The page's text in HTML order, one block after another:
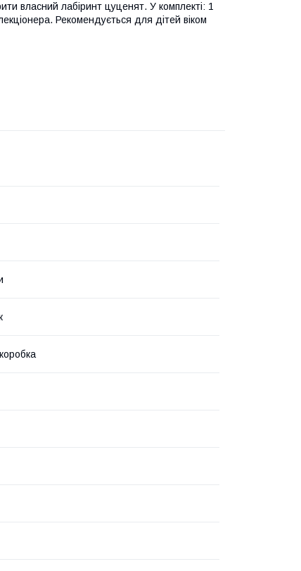
власний лабіринт цуценят. У комплекті: 1
Рекомендується для дітей віком